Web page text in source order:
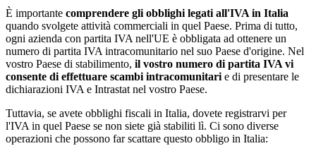
È importante comprendere gli obblighi legati all'IVA in Italia
quando svolgete attività commerciali in quel Paese. Prima di tutto,
ogni azienda con partita IVA nell'UE è obbligata ad ottenere un
numero di partita IVA intracomunitario nel suo Paese d'origine. Nel
vostro Paese di stabilimento, il vostro numero di partita IVA vi
consente di effettuare scambi intracomunitarie di presentare le
dichiarazioni IVA e Intrastat nel vostro Paese.
Tuttavia, se avete obblighi fiscali in Italia, dovete registrarvi per
l'IVA in quel Paese se non siete già stabiliti lì. Ci sono diverse
operazioni che possono far scattare questo obbligo in Italia: